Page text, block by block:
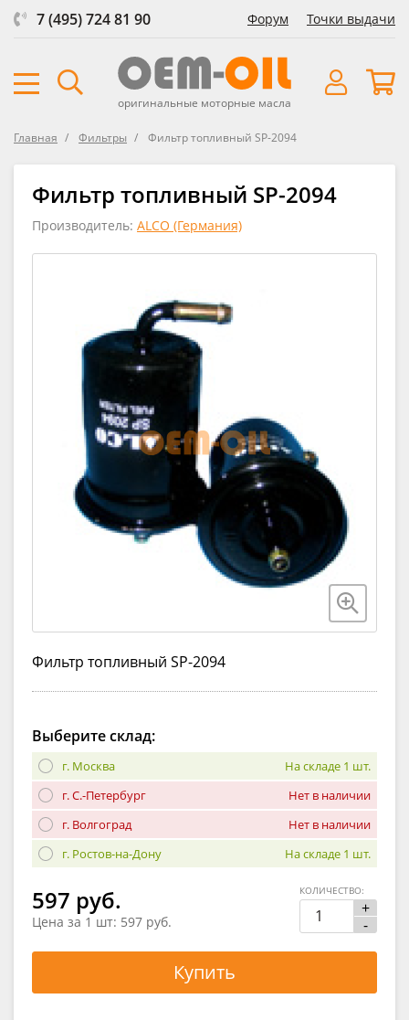
7 (495) 724 81 90 Форум Точки выдачи
оригинальные моторные масла
Главная Фильтры Фильтр топливный SP-2094
Фильтр топливный SP-2094
Производитель: ALCO (Германия)
Фильтр топливный SP-2094
Выберите склад:
г. Москва
На складе 1 шт.
г. С.-Петербург
Нет в наличии
г. Волгоград
Нет в наличии
г. Ростов-на-Дону
На складе 1 шт.
597 руб.
Цена за 1 шт: 597 руб.
+
-
КОЛИЧЕСТВО:
Купить